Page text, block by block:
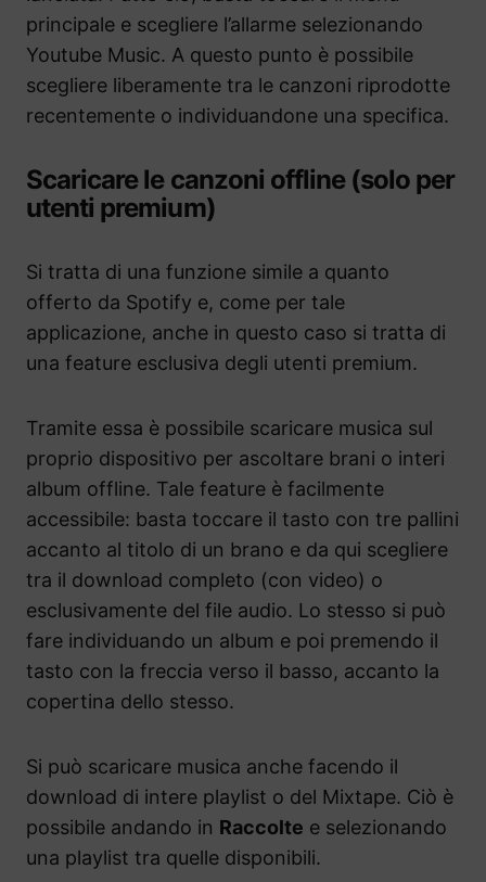
principale e scegliere l’allarme selezionando
Youtube Music. A questo punto è possibile
scegliere liberamente tra le canzoni riprodotte
recentemente o individuandone una specifica.
Scaricare le canzoni offline (solo per
utenti premium)
Si tratta di una funzione simile a quanto
offerto da Spotify e, come per tale
applicazione, anche in questo caso si tratta di
una feature esclusiva degli utenti premium.
Tramite essa è possibile scaricare musica sul
proprio dispositivo per ascoltare brani o interi
album offline. Tale feature è facilmente
accessibile: basta toccare il tasto con tre pallini
accanto al titolo di un brano e da qui scegliere
tra il download completo (con video) o
esclusivamente del file audio. Lo stesso si può
fare individuando un album e poi premendo il
tasto con la freccia verso il basso, accanto la
copertina dello stesso.
Si può scaricare musica anche facendo il
download di intere playlist o del Mixtape. Ciò è
possibile andando in Raccolte e selezionando
una playlist tra quelle disponibili.